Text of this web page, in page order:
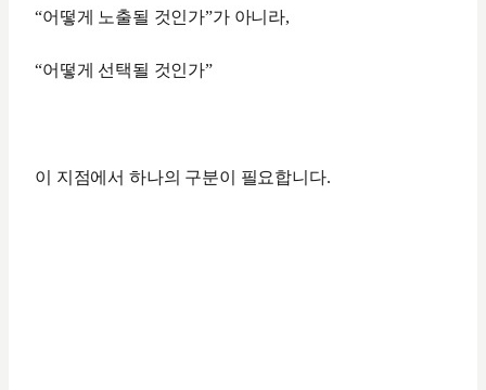
“어떻게 노출될 것인가”가 아니라,
“어떻게 선택될 것인가”
이 지점에서 하나의 구분이 필요합니다.